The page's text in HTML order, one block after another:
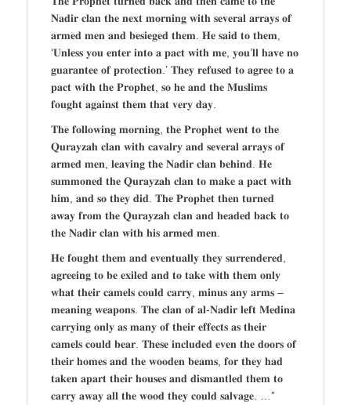
𝐍𝐚𝐝𝐢𝐫 𝐜𝐥𝐚𝐧 𝐭𝐡𝐞 𝐧𝐞𝐱𝐭 𝐦𝐨𝐫𝐧𝐢𝐧𝐠 𝐰𝐢𝐭𝐡 𝐬𝐞𝐯𝐞𝐫𝐚𝐥 𝐚𝐫𝐫𝐚𝐲𝐬 𝐨𝐟
𝐚𝐫𝐦𝐞𝐝 𝐦𝐞𝐧 𝐚𝐧𝐝 𝐛𝐞𝐬𝐢𝐞𝐠𝐞𝐝 𝐭𝐡𝐞𝐦. 𝐇𝐞 𝐬𝐚𝐢𝐝 𝐭𝐨 𝐭𝐡𝐞𝐦,
‘𝐔𝐧𝐥𝐞𝐬𝐬 𝐲𝐨𝐮 𝐞𝐧𝐭𝐞𝐫 𝐢𝐧𝐭𝐨 𝐚 𝐩𝐚𝐜𝐭 𝐰𝐢𝐭𝐡 𝐦𝐞, 𝐲𝐨𝐮’𝐥𝐥 𝐡𝐚𝐯𝐞 𝐧𝐨
𝐠𝐮𝐚𝐫𝐚𝐧𝐭𝐞𝐞 𝐨𝐟 𝐩𝐫𝐨𝐭𝐞𝐜𝐭𝐢𝐨𝐧.’ 𝐓𝐡𝐞𝐲 𝐫𝐞𝐟𝐮𝐬𝐞𝐝 𝐭𝐨 𝐚𝐠𝐫𝐞𝐞 𝐭𝐨 𝐚
𝐩𝐚𝐜𝐭 𝐰𝐢𝐭𝐡 𝐭𝐡𝐞 𝐏𝐫𝐨𝐩𝐡𝐞𝐭, 𝐬𝐨 𝐡𝐞 𝐚𝐧𝐝 𝐭𝐡𝐞 𝐌𝐮𝐬𝐥𝐢𝐦𝐬
𝐟𝐨𝐮𝐠𝐡𝐭 𝐚𝐠𝐚𝐢𝐧𝐬𝐭 𝐭𝐡𝐞𝐦 𝐭𝐡𝐚𝐭 𝐯𝐞𝐫𝐲 𝐝𝐚𝐲.
𝐓𝐡𝐞 𝐟𝐨𝐥𝐥𝐨𝐰𝐢𝐧𝐠 𝐦𝐨𝐫𝐧𝐢𝐧𝐠, 𝐭𝐡𝐞 𝐏𝐫𝐨𝐩𝐡𝐞𝐭 𝐰𝐞𝐧𝐭 𝐭𝐨 𝐭𝐡𝐞
𝐐𝐮𝐫𝐚𝐲𝐳𝐚𝐡 𝐜𝐥𝐚𝐧 𝐰𝐢𝐭𝐡 𝐜𝐚𝐯𝐚𝐥𝐫𝐲 𝐚𝐧𝐝 𝐬𝐞𝐯𝐞𝐫𝐚𝐥 𝐚𝐫𝐫𝐚𝐲𝐬 𝐨𝐟
𝐚𝐫𝐦𝐞𝐝 𝐦𝐞𝐧, 𝐥𝐞𝐚𝐯𝐢𝐧𝐠 𝐭𝐡𝐞 𝐍𝐚𝐝𝐢𝐫 𝐜𝐥𝐚𝐧 𝐛𝐞𝐡𝐢𝐧𝐝. 𝐇𝐞
𝐬𝐮𝐦𝐦𝐨𝐧𝐞𝐝 𝐭𝐡𝐞 𝐐𝐮𝐫𝐚𝐲𝐳𝐚𝐡 𝐜𝐥𝐚𝐧 𝐭𝐨 𝐦𝐚𝐤𝐞 𝐚 𝐩𝐚𝐜𝐭 𝐰𝐢𝐭𝐡
𝐡𝐢𝐦, 𝐚𝐧𝐝 𝐬𝐨 𝐭𝐡𝐞𝐲 𝐝𝐢𝐝. 𝐓𝐡𝐞 𝐏𝐫𝐨𝐩𝐡𝐞𝐭 𝐭𝐡𝐞𝐧 𝐭𝐮𝐫𝐧𝐞𝐝
𝐚𝐰𝐚𝐲 𝐟𝐫𝐨𝐦 𝐭𝐡𝐞 𝐐𝐮𝐫𝐚𝐲𝐳𝐚𝐡 𝐜𝐥𝐚𝐧 𝐚𝐧𝐝 𝐡𝐞𝐚𝐝𝐞𝐝 𝐛𝐚𝐜𝐤 𝐭𝐨
𝐭𝐡𝐞 𝐍𝐚𝐝𝐢𝐫 𝐜𝐥𝐚𝐧 𝐰𝐢𝐭𝐡 𝐡𝐢𝐬 𝐚𝐫𝐦𝐞𝐝 𝐦𝐞𝐧.
𝐇𝐞 𝐟𝐨𝐮𝐠𝐡𝐭 𝐭𝐡𝐞𝐦 𝐚𝐧𝐝 𝐞𝐯𝐞𝐧𝐭𝐮𝐚𝐥𝐥𝐲 𝐭𝐡𝐞𝐲 𝐬𝐮𝐫𝐫𝐞𝐧𝐝𝐞𝐫𝐞𝐝,
𝐚𝐠𝐫𝐞𝐞𝐢𝐧𝐠 𝐭𝐨 𝐛𝐞 𝐞𝐱𝐢𝐥𝐞𝐝 𝐚𝐧𝐝 𝐭𝐨 𝐭𝐚𝐤𝐞 𝐰𝐢𝐭𝐡 𝐭𝐡𝐞𝐦 𝐨𝐧𝐥𝐲
𝐰𝐡𝐚𝐭 𝐭𝐡𝐞𝐢𝐫 𝐜𝐚𝐦𝐞𝐥𝐬 𝐜𝐨𝐮𝐥𝐝 𝐜𝐚𝐫𝐫𝐲, 𝐦𝐢𝐧𝐮𝐬 𝐚𝐧𝐲 𝐚𝐫𝐦𝐬 –
𝐦𝐞𝐚𝐧𝐢𝐧𝐠 𝐰𝐞𝐚𝐩𝐨𝐧𝐬. 𝐓𝐡𝐞 𝐜𝐥𝐚𝐧 𝐨𝐟 𝐚𝐥-𝐍𝐚𝐝𝐢𝐫 𝐥𝐞𝐟𝐭 𝐌𝐞𝐝𝐢𝐧𝐚
𝐜𝐚𝐫𝐫𝐲𝐢𝐧𝐠 𝐨𝐧𝐥𝐲 𝐚𝐬 𝐦𝐚𝐧𝐲 𝐨𝐟 𝐭𝐡𝐞𝐢𝐫 𝐞𝐟𝐟𝐞𝐜𝐭𝐬 𝐚𝐬 𝐭𝐡𝐞𝐢𝐫
𝐜𝐚𝐦𝐞𝐥𝐬 𝐜𝐨𝐮𝐥𝐝 𝐛𝐞𝐚𝐫. 𝐓𝐡𝐞𝐬𝐞 𝐢𝐧𝐜𝐥𝐮𝐝𝐞𝐝 𝐞𝐯𝐞𝐧 𝐭𝐡𝐞 𝐝𝐨𝐨𝐫𝐬 𝐨𝐟
𝐭𝐡𝐞𝐢𝐫 𝐡𝐨𝐦𝐞𝐬 𝐚𝐧𝐝 𝐭𝐡𝐞 𝐰𝐨𝐨𝐝𝐞𝐧 𝐛𝐞𝐚𝐦𝐬, 𝐟𝐨𝐫 𝐭𝐡𝐞𝐲 𝐡𝐚𝐝
𝐭𝐚𝐤𝐞𝐧 𝐚𝐩𝐚𝐫𝐭 𝐭𝐡𝐞𝐢𝐫 𝐡𝐨𝐮𝐬𝐞𝐬 𝐚𝐧𝐝 𝐝𝐢𝐬𝐦𝐚𝐧𝐭𝐥𝐞𝐝 𝐭𝐡𝐞𝐦 𝐭𝐨
𝐜𝐚𝐫𝐫𝐲 𝐚𝐰𝐚𝐲 𝐚𝐥𝐥 𝐭𝐡𝐞 𝐰𝐨𝐨𝐝 𝐭𝐡𝐞𝐲 𝐜𝐨𝐮𝐥𝐝 𝐬𝐚𝐥𝐯𝐚𝐠𝐞. …”